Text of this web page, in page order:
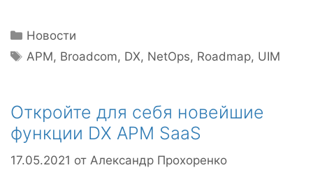
Рубрики
Новости
Метки
APM, Broadcom, DX, NetOps, Roadmap, UIM
Откройте для себя новейшие
функции DX APM SaaS
17.05.2021 от Александр Прохоренко